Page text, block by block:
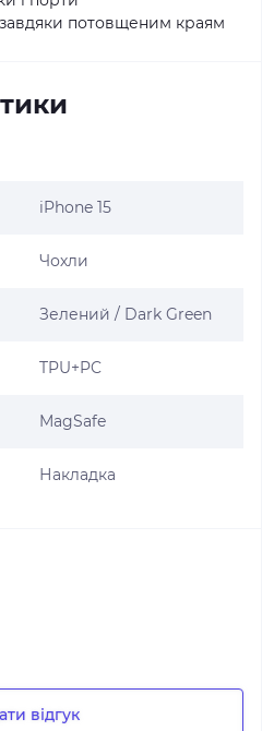
потовщеним краям
iPhone 15
Чохли
Зелений / Dark Green
TPU+PC
MagSafe
Накладка
відгук